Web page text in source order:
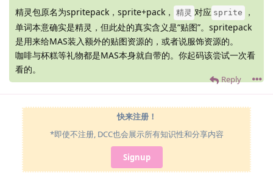
Reply
精灵包原名为spritepack，sprite+pack，
精灵 对应 sprite
，
单词本意确实是精灵，但此处的真实含义是“贴图”。spritepack
是用来给MAS装入额外的贴图资源的，或者说服饰资源的。
咖啡与杯糕等礼物都是MAS本身就自带的。你起码该尝试一次看
看的。
快来注册！
*即使不注册, DCC也会展示所有知识性和分享内容
Signup